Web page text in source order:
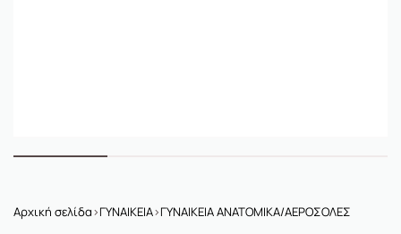
Αρχική σελίδα›ΓΥΝΑΙΚΕΙΑ›ΓΥΝΑΙΚΕΙΑ ΑΝΑΤΟΜΙΚΑ/ΑΕΡΟΣΟΛΕΣ